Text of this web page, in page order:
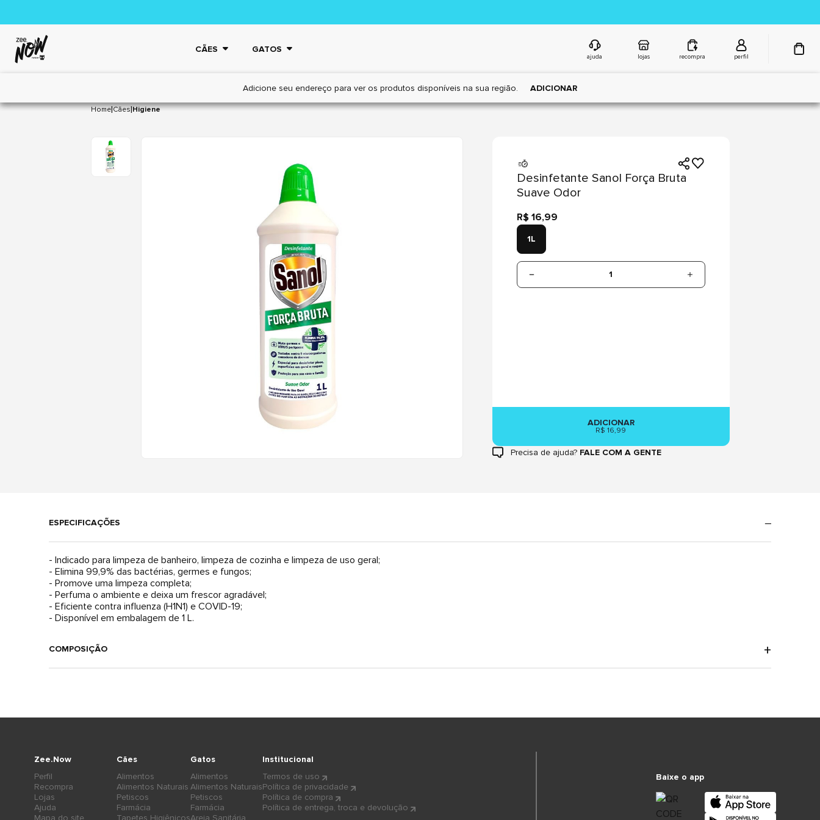
CÃES GATOS
ajuda lojas recompra perfil
Adicione seu endereço para ver os produtos disponíveis na sua região. ADICIONAR
Home|Cães|Higiene
Desinfetante Sanol Força Bruta
Suave Odor
R$ 16,99
1L
1
ADICIONAR
R$ 16,99
Precisa de ajuda? FALE COM A GENTE
ESPECIFICAÇÕES
- Indicado para limpeza de banheiro, limpeza de cozinha e limpeza de uso geral;
- Elimina 99,9% das bactérias, germes e fungos;
- Promove uma limpeza completa;
- Perfuma o ambiente e deixa um frescor agradável;
- Eficiente contra influenza (H1N1) e COVID-19;
- Disponível em embalagem de 1 L.
COMPOSIÇÃO
Cães
Alimentos
Alimentos Naturais
Petiscos
Farmácia
Tapetes Higiênicos
Gatos
Alimentos
Alimentos Naturais
Petiscos
Farmácia
Areia Sanitária
Zee.Now
Perfil
Recompra
Lojas
Ajuda
Mapa do site
Institucional
Termos de uso
Política de privacidade
Política de compra
Política de entrega, troca e devolução
Baixe o app